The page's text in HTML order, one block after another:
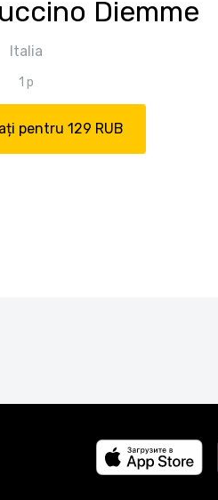
Diemme
Italia
1 p
pentru 129 RUB